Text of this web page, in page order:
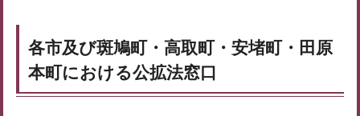
各市及び斑鳩町・高取町・安堵町・田原
本町における公拡法窓口